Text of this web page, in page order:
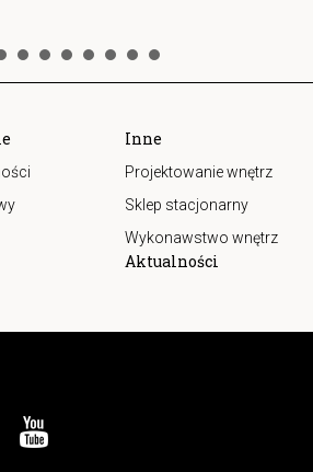
Inne
Projektowanie wnętrz
Sklep stacjonarny
Wykonawstwo wnętrz
Aktualności